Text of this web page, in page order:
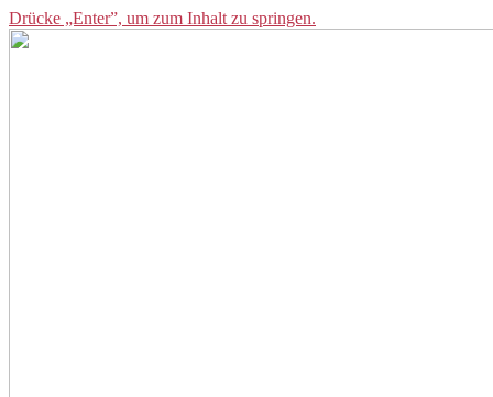
Drücke „Enter”, um zum Inhalt zu springen.